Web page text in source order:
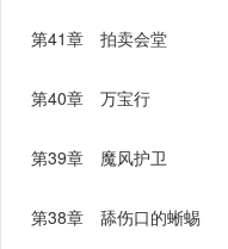
第41章 拍卖会堂
第40章 万宝行
第39章 魔风护卫
第38章 舔伤口的蜥蜴